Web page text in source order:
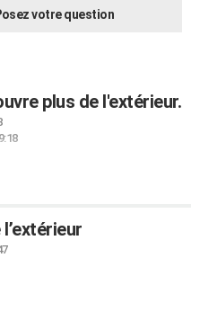
votre question
plus de l'extérieur.